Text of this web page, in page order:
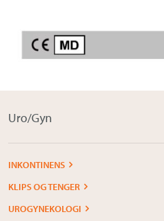
Uro/Gyn
INKONTINENS
KLIPS OG TENGER
UROGYNEKOLOGI